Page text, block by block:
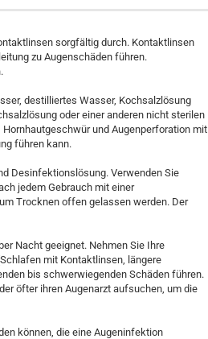
sorgfältig durch. Kontaktlinsen
zu Augenschäden führen.
destilliertes Wasser, Kochsalzlösung
oder einer anderen nicht sterilen
und Augenperforation mit
führen kann.
Desinfektionslösung. Verwenden Sie
jedem Gebrauch mit einer
Trocknen offen gelassen werden. Der
Nacht geeignet. Nehmen Sie Ihre
mit Kontaktlinsen, längere
bis schwerwiegenden Schäden führen.
öfter ihren Augenarzt aufsuchen, um die
können, die eine Augeninfektion